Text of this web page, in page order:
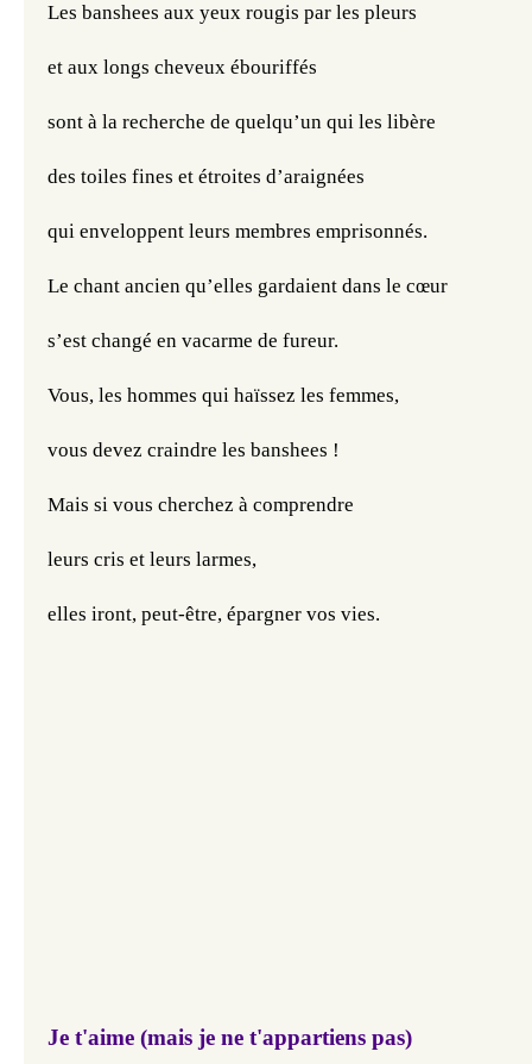
Les banshees aux yeux rougis par les pleurs
et aux longs cheveux ébouriffés
sont à la recherche de quelqu’un qui les libère
des toiles fines et étroites d’araignées
qui enveloppent leurs membres emprisonnés.
Le chant ancien qu’elles gardaient dans le cœur
s’est changé en vacarme de fureur.
Vous, les hommes qui haïssez les femmes,
vous devez craindre les banshees !
Mais si vous cherchez à comprendre
leurs cris et leurs larmes,
elles iront, peut-être, épargner vos vies.
Je t'aime (mais je ne t'appartiens pas)